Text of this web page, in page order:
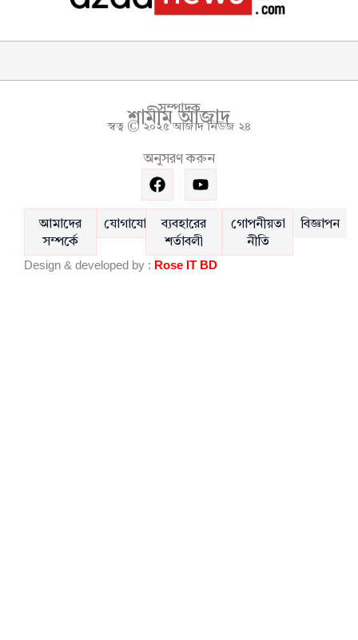
সম্পাদক
শামীম আজাদ
স্বত্ব © ২০২৫ আজাদ নিউজ ২৪
অনুসরণ করুন
F
a
c
e
b
o
o
Y
o
u
t
u
b
e
আমাদের
সম্পর্কে
যোগাযোগ
ব্যবহারের
শর্তাবলী
গোপনীয়তা
নীতি
বিজ্ঞাপন
Design & developed by : Rose IT BD